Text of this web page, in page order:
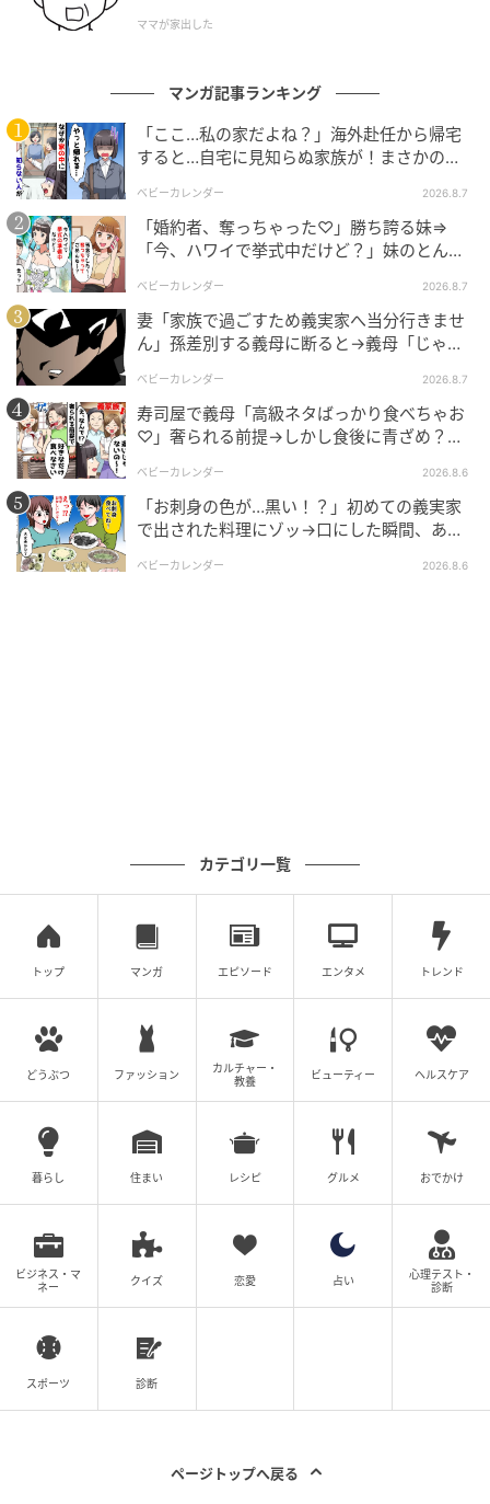
出典：select.mamastar.jp
出典：select.mamastar.jp
弟に帰省するかどうかを聞いても、返事すらありませ
ん。SNSには投稿するのに私からのメッセージは既読
無視。別にしょっちゅう連絡をよこせとは言わないけ
れど、年に1回くらいは帰省すべきだろうと思います。
元記事で読む
次の記事
の記事をもっとみる
ママが家出した
マンガ記事ランキング
「ここ…私の家だよね？」海外赴任から帰宅
すると…自宅に見知らぬ家族が！まさかの真
ベビーカレンダー 2026.8.7
「婚約者、奪っちゃった♡」勝ち誇る妹⇒
「今、ハワイで挙式中だけど？」妹のとんで
ベビーカレンダー 2026.8.7
妻「家族で過ごすため義実家へ当分行きませ
ん」孫差別する義母に断ると→義母「じゃ
ベビーカレンダー 2026.8.7
寿司屋で義母「高級ネタばっかり食べちゃお
♡」奢られる前提→しかし食後に青ざめ？通
ベビーカレンダー 2026.8.6
「お刺身の色が…黒い！？」初めての義実家
で出された料理にゾッ→口にした瞬間、あ
ベビーカレンダー 2026.8.6
カテゴリ一覧
トップ マンガ エピソード エンタメ トレンド
どうぶつ ファッション
カルチャー・
教養
ビューティー ヘルスケア
暮らし 住まい レシピ グルメ おでかけ
ビジネス・マ
ネー
クイズ 恋愛 占い
心理テスト・
診断
スポーツ 診断
ページトップへ戻る